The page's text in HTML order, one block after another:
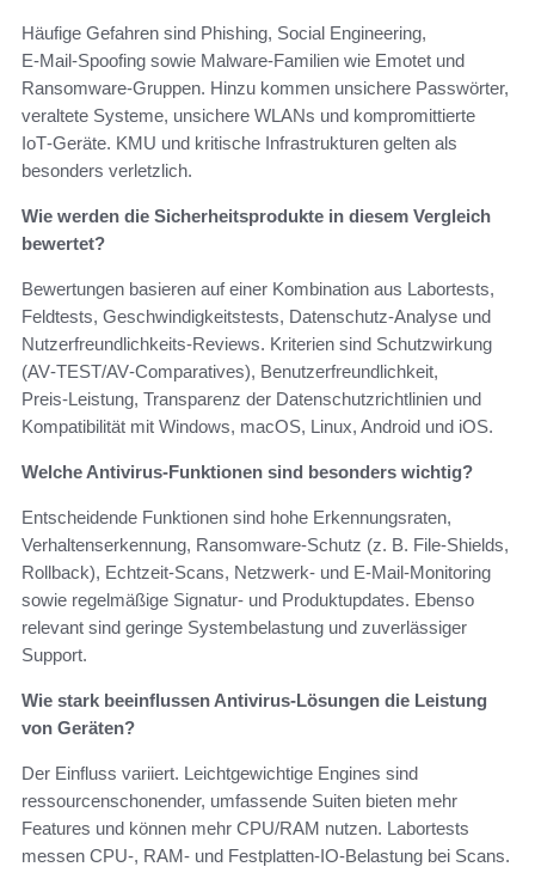
Häufige Gefahren sind Phishing, Social Engineering,
E‑Mail‑Spoofing sowie Malware‑Familien wie Emotet und
Ransomware‑Gruppen. Hinzu kommen unsichere Passwörter,
veraltete Systeme, unsichere WLANs und kompromittierte
IoT‑Geräte. KMU und kritische Infrastrukturen gelten als
besonders verletzlich.
Wie werden die Sicherheitsprodukte in diesem Vergleich
bewertet?
Bewertungen basieren auf einer Kombination aus Labortests,
Feldtests, Geschwindigkeitstests, Datenschutz‑Analyse und
Nutzerfreundlichkeits‑Reviews. Kriterien sind Schutzwirkung
(AV‑TEST/AV‑Comparatives), Benutzerfreundlichkeit,
Preis‑Leistung, Transparenz der Datenschutzrichtlinien und
Kompatibilität mit Windows, macOS, Linux, Android und iOS.
Welche Antivirus‑Funktionen sind besonders wichtig?
Entscheidende Funktionen sind hohe Erkennungsraten,
Verhaltenserkennung, Ransomware‑Schutz (z. B. File‑Shields,
Rollback), Echtzeit‑Scans, Netzwerk‑ und E‑Mail‑Monitoring
sowie regelmäßige Signatur‑ und Produktupdates. Ebenso
relevant sind geringe Systembelastung und zuverlässiger
Support.
Wie stark beeinflussen Antivirus‑Lösungen die Leistung
von Geräten?
Der Einfluss variiert. Leichtgewichtige Engines sind
ressourcenschonender, umfassende Suiten bieten mehr
Features und können mehr CPU/RAM nutzen. Labortests
messen CPU‑, RAM‑ und Festplatten‑IO‑Belastung bei Scans.